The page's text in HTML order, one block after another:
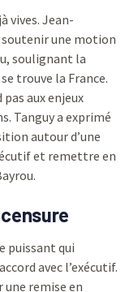
vives. Jean-
soutenir une motion
soulignant la
trouve la France.
aux enjeux
Tanguy a exprimé
autour d’une
et remettre en
puissant qui
avec l’exécutif.
remise en